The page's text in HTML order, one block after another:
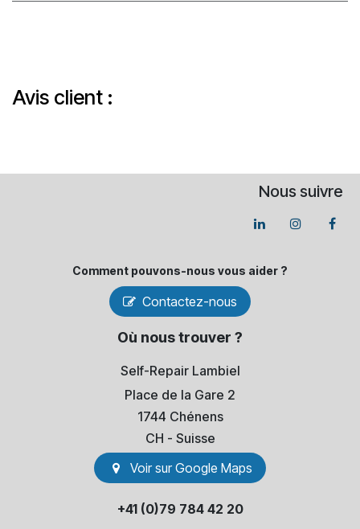
Avis client :
Nous suivre
Comment pouvons-​nous vous aider ?
Contactez-nous
Où nous trouver ?
Self-Repair Lambiel
Place de la Gare 2
1744 Chénens
​CH - Suisse
Voir sur Go​​ogle Maps
+41 (0)79 784 42 20